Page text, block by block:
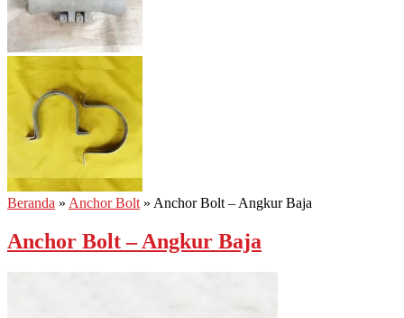
Beranda » Anchor Bolt » Anchor Bolt – Angkur Baja
Anchor Bolt – Angkur Baja